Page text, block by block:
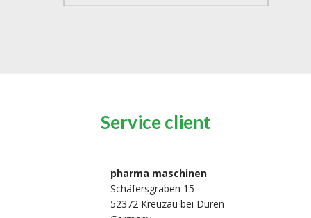
Service client
pharma maschinen
Schäfersgraben 15
52372 Kreuzau bei Düren